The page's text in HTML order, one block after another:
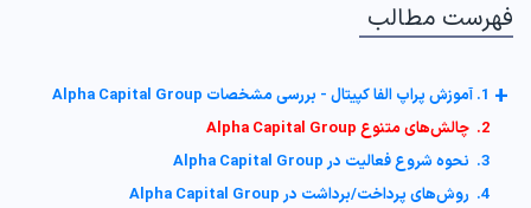
فهرست مطالب
1. آموزش پراپ الفا کپیتال - بررسی مشخصات Alpha Capital Group +
2. چالش‌های متنوع Alpha Capital Group
3. نحوه شروع فعالیت در Alpha Capital Group
4. روش‌های پرداخت/برداشت در Alpha Capital Group